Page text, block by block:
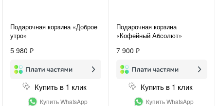
Подарочная корзина «Доброе
утро»
5 980 ₽
Купить в 1 клик
Купить WhatsApp
Подарочная корзина
«Кофейный Абсолют»
7 900 ₽
Купить в 1 клик
Купить WhatsApp